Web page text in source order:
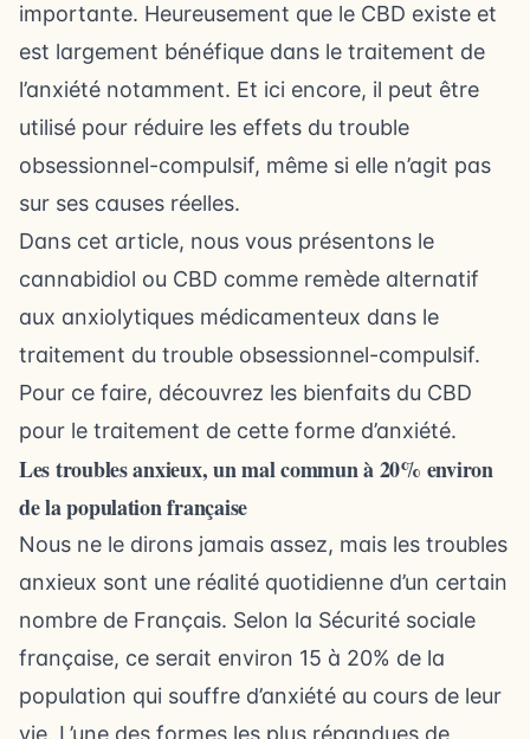
importante. Heureusement que le CBD existe et
est largement bénéfique dans le traitement de
l’anxiété notamment. Et ici encore, il peut être
utilisé pour réduire les effets du trouble
obsessionnel-compulsif, même si elle n’agit pas
sur ses causes réelles.
Dans cet article, nous vous présentons le
cannabidiol ou CBD comme remède alternatif
aux anxiolytiques médicamenteux dans le
traitement du trouble obsessionnel-compulsif.
Pour ce faire, découvrez les bienfaits du CBD
pour le traitement de cette forme d’anxiété.
Les troubles anxieux, un mal commun à 20% environ
de la population française
Nous ne le dirons jamais assez, mais les troubles
anxieux sont une réalité quotidienne d’un certain
nombre de Français. Selon la Sécurité sociale
française, ce serait environ 15 à 20% de la
population qui souffre d’anxiété au cours de leur
vie. L’une des formes les plus répandues de